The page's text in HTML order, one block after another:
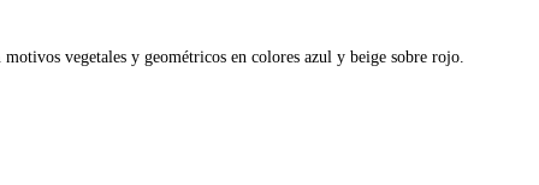
vegetales y geométricos en colores azul y beige sobre rojo.